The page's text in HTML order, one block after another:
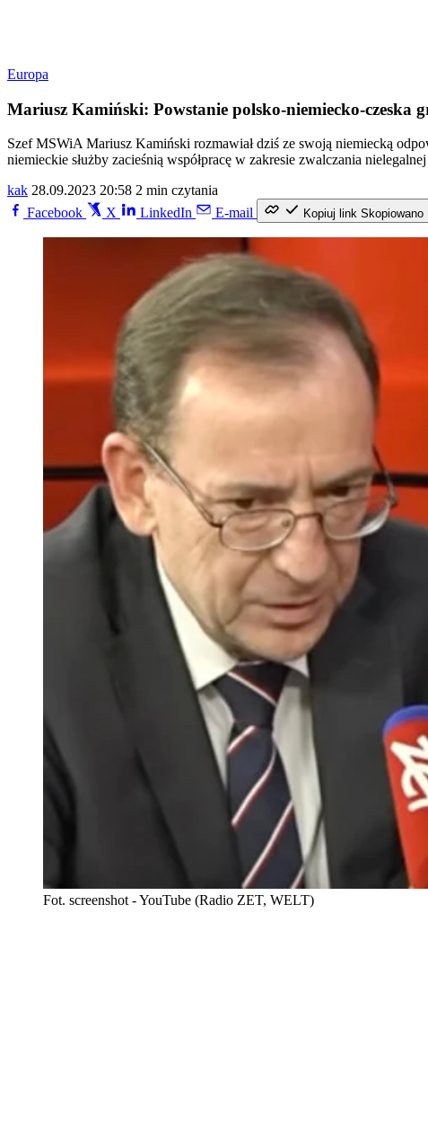
Europa
Mariusz Kamiński: Powstanie polsko-niemiecko-czeska
Szef MSWiA Mariusz Kamiński rozmawiał dziś ze swoją niemiecką
niemieckie służby zacieśnią współpracę w zakresie zwalczania
kak 28.09.2023 20:58 2 min czytania
Facebook
X LinkedIn E-mail Kopiuj link Skopiowano
Fot. screenshot - YouTube (Radio ZET, WELT)